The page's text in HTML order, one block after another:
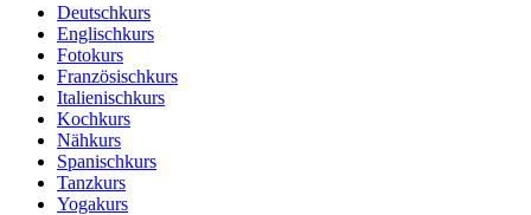
Deutschkurs
Englischkurs
Fotokurs
Französischkurs
Italienischkurs
Kochkurs
Nähkurs
Spanischkurs
Tanzkurs
Yogakurs